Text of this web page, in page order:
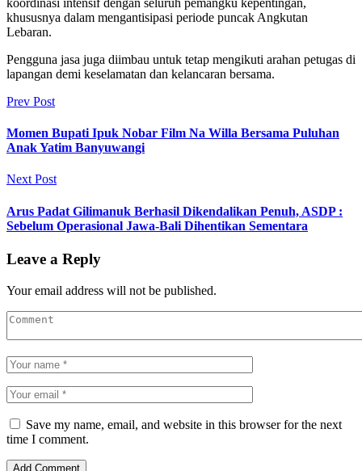
khususnya dalam mengantisipasi periode puncak Angkutan
Lebaran.
Pengguna jasa juga diimbau untuk tetap mengikuti arahan petugas di
lapangan demi keselamatan dan kelancaran bersama.
Prev Post
Momen Bupati Ipuk Nobar Film Na Willa Bersama Puluhan
Anak Yatim Banyuwangi
Next Post
Arus Padat Gilimanuk Berhasil Dikendalikan Penuh, ASDP :
Sebelum Operasional Jawa-Bali Dihentikan Sementara
Leave a Reply
Your email address will not be published.
Save my name, email, and website in this browser for the next
time I comment.